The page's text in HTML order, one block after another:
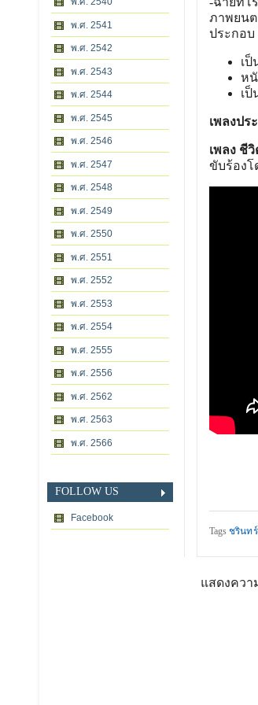
พ.ศ. 2541
พ.ศ. 2542
พ.ศ. 2543
พ.ศ. 2544
พ.ศ. 2545
พ.ศ. 2546
พ.ศ. 2547
พ.ศ. 2548
พ.ศ. 2549
พ.ศ. 2550
พ.ศ. 2551
พ.ศ. 2552
พ.ศ. 2553
พ.ศ. 2554
พ.ศ. 2555
พ.ศ. 2556
พ.ศ. 2562
พ.ศ. 2563
พ.ศ. 2566
FOLLOW US
Facebook
ภาพยนต
ประกอบ
เ
หนั
เ
เพลงปร
เพลง ชี
ขับร้องโ
Tagsชรินท
แสดงควา